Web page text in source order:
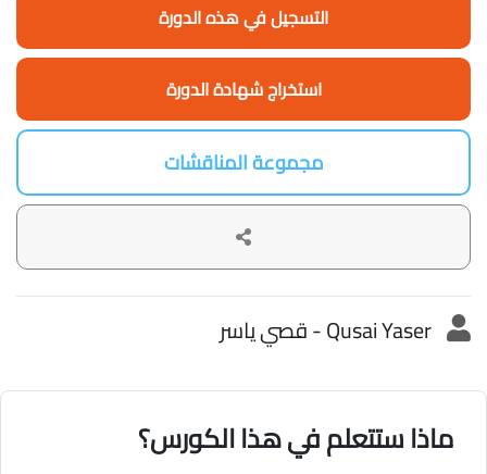
التسجيل في هذه الدورة
استخراج شهادة الدورة
مجموعة المناقشات
Qusai Yaser - قصي ياسر
ماذا ستتعلم في هذا الكورس؟